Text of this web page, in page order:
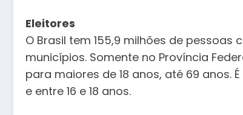
Eleitores
O Brasil tem 155,9 milhões de
municípios. Somente no Província
para maiores de 18 anos, até 69 anos.
e entre 16 e 18 anos.